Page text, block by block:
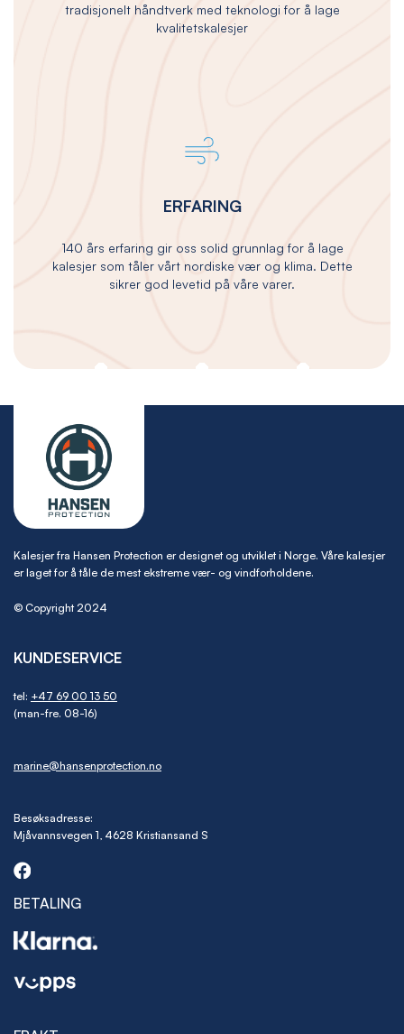
tradisjonelt håndtverk med teknologi for å lage
kvalitetskalesjer
ERFARING
140 års erfaring gir oss solid grunnlag for å lage
kalesjer som tåler vårt nordiske vær og klima. Dette
sikrer god levetid på våre varer.
Kalesjer fra Hansen Protection er designet og utviklet i Norge. Våre kalesjer
er laget for å tåle de mest ekstreme vær- og vindforholdene.
© Copyright 2024
KUNDESERVICE
tel: +47 69 00 13 50
(man-fre. 08-16)
marine@hansenprotection.no
Besøksadresse:
Mjåvannsvegen 1, 4628 Kristiansand S
BETALING